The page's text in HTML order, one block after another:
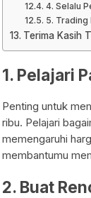
4. Selalu
5. Trading
Terima Kasih
1. Pelajari
Penting untuk
ribu. Pelajari
memengaruhi
membantumu
2. Buat